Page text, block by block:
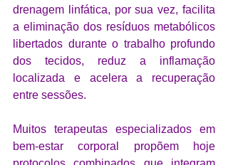
drenagem linfática, por sua vez, facilita
a eliminação dos resíduos metabólicos
libertados durante o trabalho profundo
dos tecidos, reduz a inflamação
localizada e acelera a recuperação
entre sessões.
Muitos terapeutas especializados em
bem-estar corporal propõem hoje